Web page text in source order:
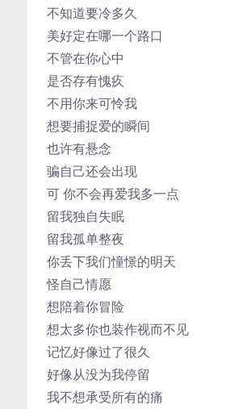
不知道要冷多久
美好定在哪一个路口
不管在你心中
是否存有愧疚
不用你来可怜我
想要捕捉爱的瞬间
也许有悬念
骗自己还会出现
可 你不会再爱我多一点
留我独自失眠
留我孤单整夜
你丢下我们憧憬的明天
怪自己情愿
想陪着你冒险
想太多你也装作视而不见
记忆好像过了很久
好像从没为我停留
我不想承受所有的痛